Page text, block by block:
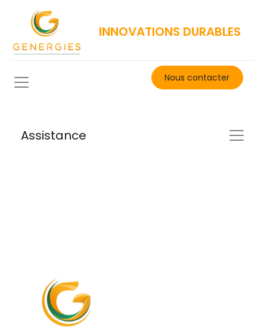
INNOVATIONS DURABLES
Nous contacter​
Assistance